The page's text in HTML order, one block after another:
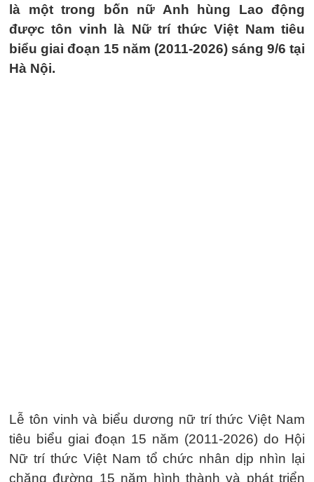
là một trong bốn nữ Anh hùng Lao động
được tôn vinh là Nữ trí thức Việt Nam tiêu
biểu giai đoạn 15 năm (2011-2026) sáng 9/6 tại
Hà Nội.
Lễ tôn vinh và biểu dương nữ trí thức Việt Nam
tiêu biểu giai đoạn 15 năm (2011-2026) do Hội
Nữ trí thức Việt Nam tổ chức nhân dịp nhìn lại
chặng đường 15 năm hình thành và phát triển